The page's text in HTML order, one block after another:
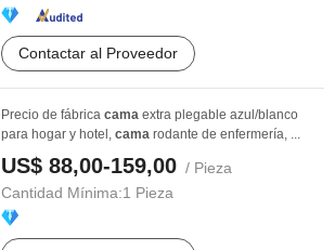
Contactar al Proveedor
Precio de fábrica cama extra plegable azul/blanco
para hogar y hotel, cama rodante de enfermería, ...
US$ 88,00-159,00 / Pieza
Cantidad Mínima:1 Pieza